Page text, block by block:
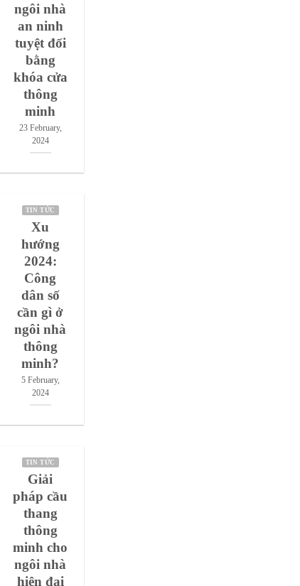
ngôi nhà
an ninh
tuyệt đối
bằng
khóa cửa
thông
minh
23 February,
2024
TIN TỨC
Xu
hướng
2024:
Công
dân số
cần gì ở
ngôi nhà
thông
minh?
5 February,
2024
TIN TỨC
Giải
pháp cầu
thang
thông
minh cho
ngôi nhà
hiện đại